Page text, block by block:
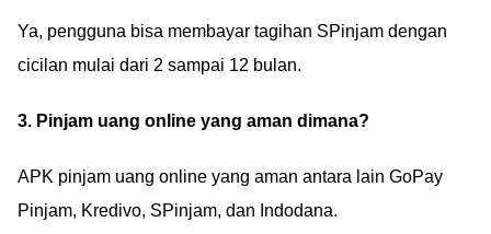
Ya, pengguna bisa membayar tagihan SPinjam dengan
cicilan mulai dari 2 sampai 12 bulan.
3. Pinjam uang online yang aman dimana?
APK pinjam uang online yang aman antara lain GoPay
Pinjam, Kredivo, SPinjam, dan Indodana.